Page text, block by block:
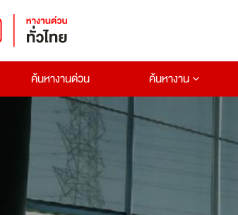
ค้นหางานด่วน ค้นหางาน
Previous